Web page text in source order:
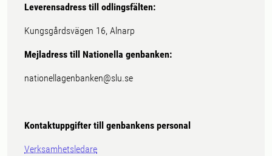
Leverensadress till odlingsfälten:
Kungsgårdsvägen 16, Alnarp
Mejladress till Nationella genbanken:
nationellagenbanken@slu.se
Kontaktuppgifter till genbankens personal
Verksamhetsledare